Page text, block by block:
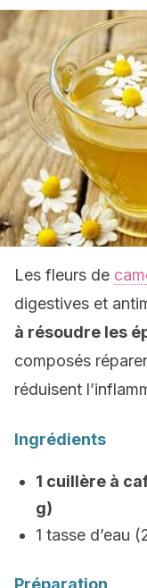
Les fleurs de
digestives et
à résoudre les
composés
réduisent
Ingrédients
1 cuillère à
g)
1 tasse d’eau
Préparation